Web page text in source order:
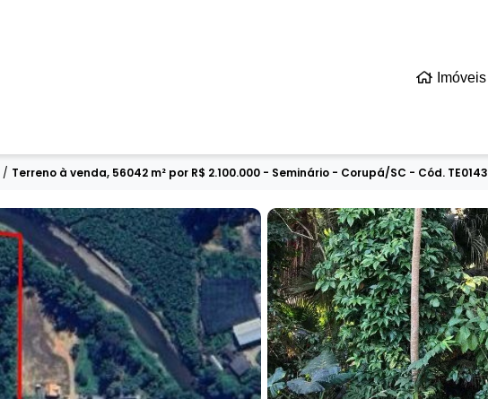
Imóveis
/ Terreno à venda, 56042 m² por R$ 2.100.000 - Seminário - Corupá/SC - Cód. TE0143